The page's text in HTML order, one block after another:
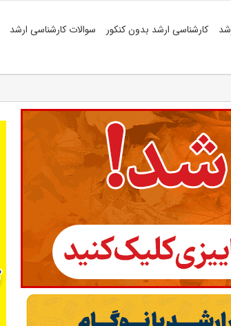
کارشناسی ارشد بدون کنکور سوالات کارشناسی ارشد